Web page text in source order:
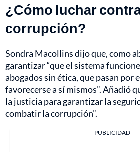
¿Cómo luchar
corrupción?
Sondra Macollins dijo que, como
garantizar “que el sistema
abogados sin ética, que pasan por
favorecerse a sí mismos”. Añadió
la justicia para garantizar la
combatir la corrupción”.
PUBLICIDAD